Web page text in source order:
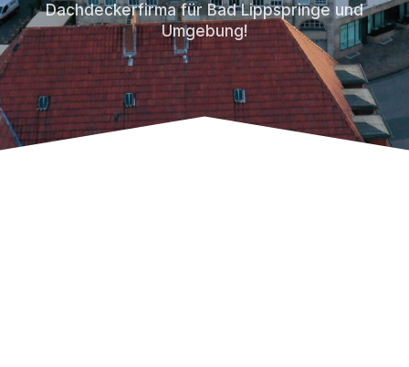
Dachdeckerfirma für Bad Lippspringe und
Umgebung!